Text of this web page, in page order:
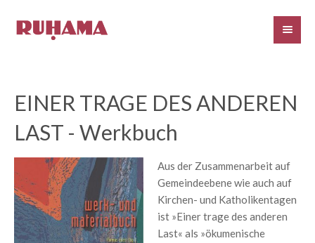
EINER TRAGE DES ANDEREN
LAST - Werkbuch
Aus der Zusammenarbeit auf
Gemeindeebene wie auch auf
Kirchen- und Katholikentagen
ist »Einer trage des anderen
Last« als »ökumenische